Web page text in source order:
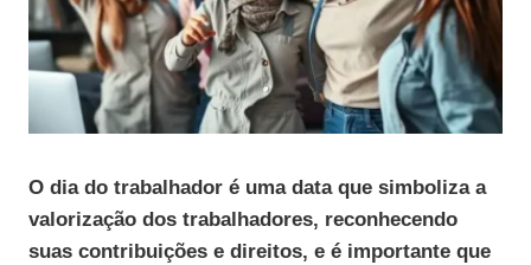
O dia do trabalhador é uma data que simboliza a
valorização dos trabalhadores, reconhecendo
suas contribuições e direitos, e é importante que